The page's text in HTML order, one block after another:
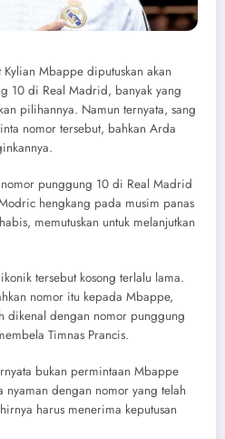
Kylian Mbappe diputuskan akan
10 di Real Madrid, banyak yang
pilihannya. Namun ternyata, sang
nomor tersebut, bahkan Arda
punggung 10 di Real Madrid
hengkang pada musim panas
memutuskan untuk melanjutkan
tersebut kosong terlalu lama.
nomor itu kepada Mbappe,
dikenal dengan nomor punggung
Timnas Prancis.
bukan permintaan Mbappe
nyaman dengan nomor yang telah
harus menerima keputusan